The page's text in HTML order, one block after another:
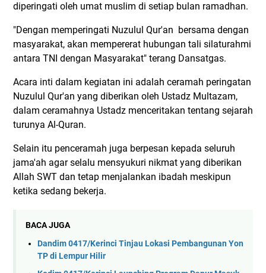
diperingati oleh umat muslim di setiap bulan ramadhan.
"Dengan memperingati Nuzulul Qur'an bersama dengan
masyarakat, akan mempererat hubungan tali silaturahmi
antara TNI dengan Masyarakat" terang Dansatgas.
Acara inti dalam kegiatan ini adalah ceramah peringatan
Nuzulul Qur'an yang diberikan oleh Ustadz Multazam,
dalam ceramahnya Ustadz menceritakan tentang sejarah
turunya Al-Quran.
Selain itu penceramah juga berpesan kepada seluruh
jama'ah agar selalu mensyukuri nikmat yang diberikan
Allah SWT dan tetap menjalankan ibadah meskipun
ketika sedang bekerja.
BACA JUGA
Dandim 0417/Kerinci Tinjau Lokasi Pembangunan Yon
TP di Lempur Hilir